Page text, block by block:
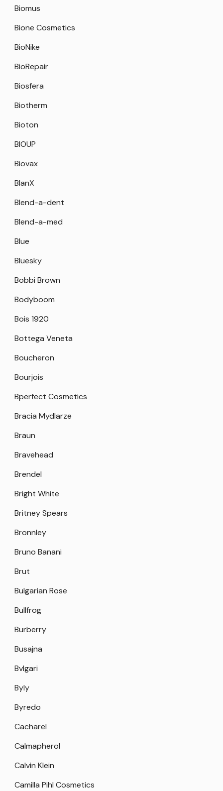
Biomus
Bione Cosmetics
BioNike
BioRepair
Biosfera
Biotherm
Bioton
BIOUP
Biovax
BlanX
Blend-a-dent
Blend-a-med
Blue
Bluesky
Bobbi Brown
Bodyboom
Bois 1920
Bottega Veneta
Boucheron
Bourjois
Bperfect Cosmetics
Bracia Mydlarze
Braun
Bravehead
Brendel
Bright White
Britney Spears
Bronnley
Bruno Banani
Brut
Bulgarian Rose
Bullfrog
Burberry
Busajna
Bvlgari
Byly
Byredo
Cacharel
Calmapherol
Calvin Klein
Camilla Pihl Cosmetics